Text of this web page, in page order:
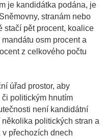
je kandidátka podána, je
stranám nebo
stačí pět procent, koalice
osm procent a
z celkového počtu
úřad prostor, aby
politickým hnutím
není kandidátní
politických stran a
přechozích dnech